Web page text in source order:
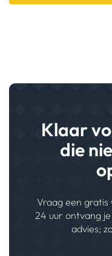
Klaar
die
Vraag een gratis
24 uur ontvang
advies;